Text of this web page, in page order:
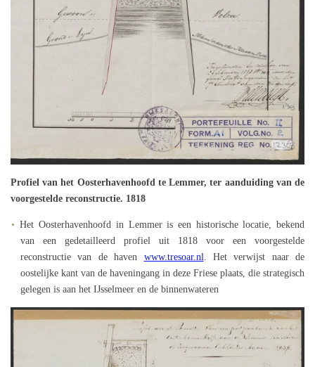
Profiel van het Oosterhavenhoofd te Lemmer, ter aanduiding van de
voorgestelde reconstructie. 1818
Het Oosterhavenhoofd in Lemmer is een historische locatie, bekend
van een gedetailleerd profiel uit 1818 voor een voorgestelde
reconstructie van de haven www.tresoar.nl . Het verwijst naar de
oostelijke kant van de haveningang in deze Friese plaats, die strategisch
gelegen is aan het IJsselmeer en de binnenwateren